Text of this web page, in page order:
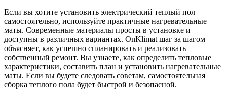
Если вы хотите установить электрический теплый пол
самостоятельно, используйте практичные нагревательные
маты. Современные материалы просты в установке и
доступны в различных вариантах. OnKlimat шаг за шагом
объясняет, как успешно спланировать и реализовать
собственный ремонт. Вы узнаете, как определить тепловые
характеристики, составить план и установить нагревательные
маты. Если вы будете следовать советам, самостоятельная
сборка теплого пола будет быстрой и безопасной.